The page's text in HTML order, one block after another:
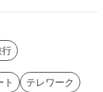
行
ト
テレワーク